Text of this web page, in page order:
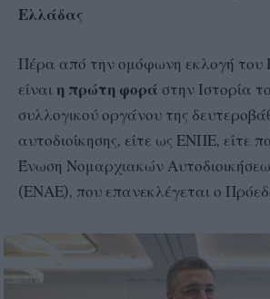
Ελλάδας
Πέρα από την ομόφωνη εκλογή του
είναι η πρώτη φορά στην Ιστορία
συλλογικού οργάνου της
αυτοδιοίκησης, είτε ως ΕΝΠΕ, είτε
Ένωση Νομαρχιακών
(ΕΝΑΕ), που επανεκλέγεται ο